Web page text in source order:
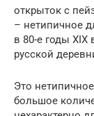
открыток с
– нетипичное
в 80-е годы XIX
русской
Это
большое